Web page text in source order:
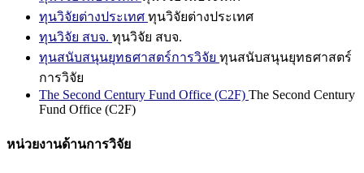
ทุนวิจัยต่างประเทศ ทุนวิจัยต่างประเทศ
ทุนวิจัย สบจ. ทุนวิจัย สบจ.
ทุนสนับสนุนยุทธศาสตร์การวิจัย ทุนสนับสนุนยุทธศาสตร์
การวิจัย
The Second Century Fund Office (C2F) The Second Century
Fund Office (C2F)
หน่วยงานด้านการวิจัย